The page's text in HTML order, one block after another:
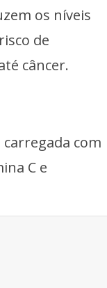
os níveis
de
câncer.
carregada com
C e